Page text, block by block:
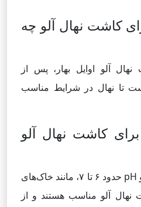
کاشت نهال آلو چه
آلو اوایل بهار، پس از
تا نهال در شرایط مناسب
کاشت نهال آلو
خاک‌های با زهکشی خوب و pH حدود ۶ تا ۷، مانند خاک‌های
آلو مناسب هستند و از